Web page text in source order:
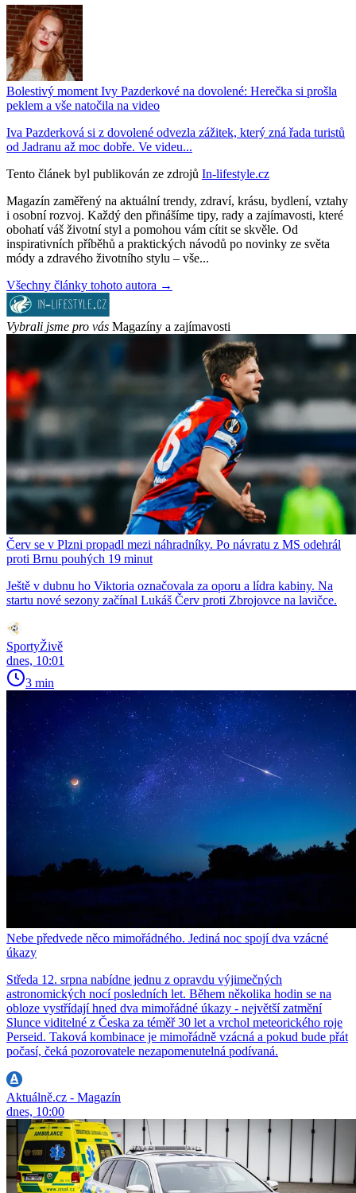
Bolestivý moment Ivy Pazderkové na dovolené: Herečka si prošla
peklem a vše natočila na video
Iva Pazderková si z dovolené odvezla zážitek, který zná řada turistů
od Jadranu až moc dobře. Ve videu...
Tento článek byl publikován ze zdrojů In-lifestyle.cz
Magazín zaměřený na aktuální trendy, zdraví, krásu, bydlení, vztahy
i osobní rozvoj. Každý den přinášíme tipy, rady a zajímavosti, které
obohatí váš životní styl a pomohou vám cítit se skvěle. Od
inspirativních příběhů a praktických návodů po novinky ze světa
módy a zdravého životního stylu – vše...
Všechny články tohoto autora →
Vybrali jsme pro vás Magazíny a zajímavosti
Červ se v Plzni propadl mezi náhradníky. Po návratu z MS odehrál
proti Brnu pouhých 19 minut
Ještě v dubnu ho Viktoria označovala za oporu a lídra kabiny. Na
startu nové sezony začínal Lukáš Červ proti Zbrojovce na lavičce.
SportyŽivě
dnes, 10:01
3 min
Nebe předvede něco mimořádného. Jediná noc spojí dva vzácné
úkazy
Středa 12. srpna nabídne jednu z opravdu výjimečných
astronomických nocí posledních let. Během několika hodin se na
obloze vystřídají hned dva mimořádné úkazy - největší zatmění
Slunce viditelné z Česka za téměř 30 let a vrchol meteorického roje
Perseid. Taková kombinace je mimořádně vzácná a pokud bude přát
počasí, čeká pozorovatele nezapomenutelná podívaná.
Aktuálně.cz - Magazín
dnes, 10:00